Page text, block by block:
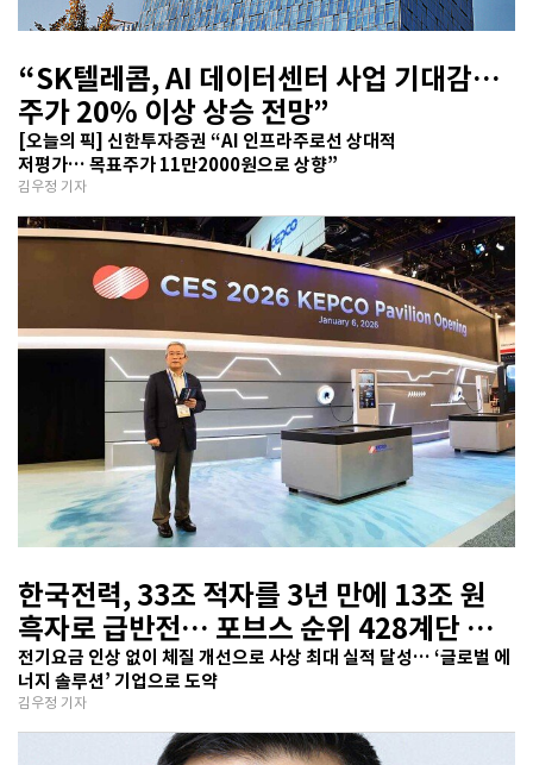
“SK텔레콤, AI 데이터센터 사업 기대감…
주가 20% 이상 상승 전망”
[오늘의 픽] 신한투자증권 “AI 인프라주로선 상대적
저평가… 목표주가 11만2000원으로 상향”
김우정 기자
한국전력, 33조 적자를 3년 만에 13조 원
흑자로 급반전… 포브스 순위 428계단 껑
충
전기요금 인상 없이 체질 개선으로 사상 최대 실적 달성… ‘글로벌 에
너지 솔루션’ 기업으로 도약
김우정 기자